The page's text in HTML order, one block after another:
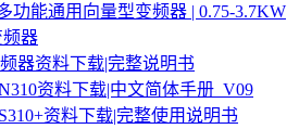
功能通用向量型变频器 | 0.75-3.7KW
频器
器资料下载|完整说明书
资料下载|中文简体手册_V09
资料下载|完整使用说明书